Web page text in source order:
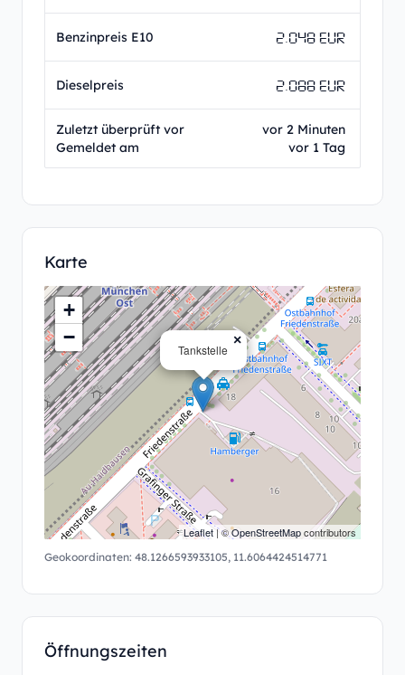
Benzinpreis E10 2.048 EUR
Dieselpreis 2.088 EUR
Zuletzt überprüft vor
Gemeldet am
vor 2 Minuten
vor 1 Tag
Karte
Tankstelle
×
+
−
Leaflet | ©OpenStreetMapcontributors
Geokoordinaten: 48.1266593933105, 11.6064424514771
Öffnungszeiten